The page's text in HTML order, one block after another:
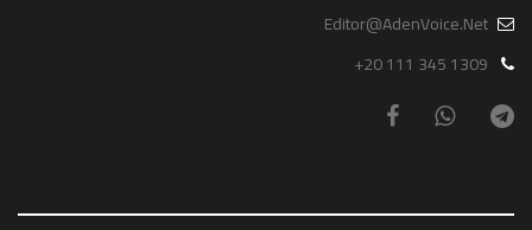
Editor@AdenVoice.Net
+20 111 345 1309